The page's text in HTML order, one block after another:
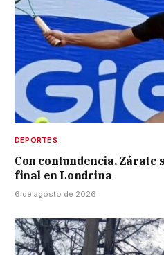
DEPORTES
Con contundencia, Zárate
final en Londrina
6 de agosto de 2026